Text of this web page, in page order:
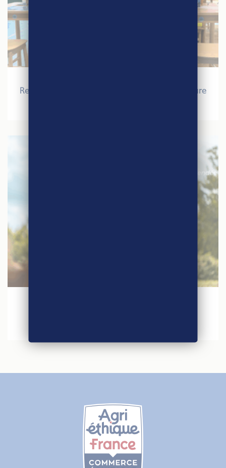
Retour sur le Salon International de l’Agriculture